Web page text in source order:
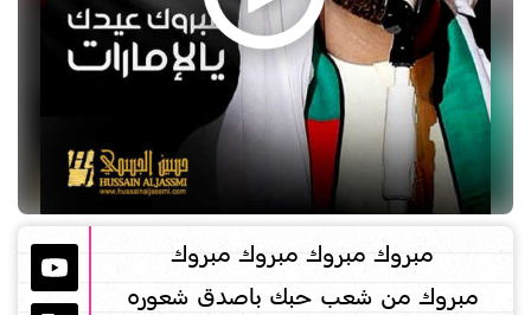
مبروك مبروك مبروك مبروك
مبروك من شعب حبك باصدق شعوره